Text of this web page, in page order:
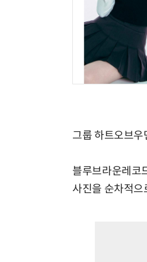
그룹 하트오브우
블루브라운레코
사진을 순차적으